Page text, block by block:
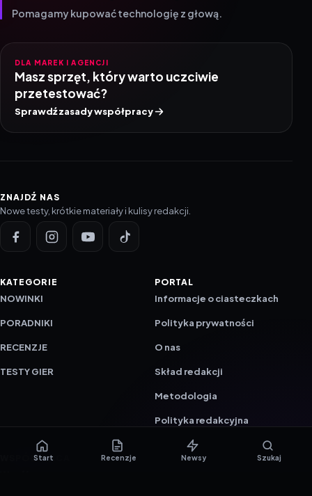
Pomagamy kupować technologię z głową.
DLA MAREK I AGENCJI
Masz sprzęt, który warto uczciwie
przetestować?
Sprawdź zasady współpracy
ZNAJDŹ NAS
Nowe testy, krótkie materiały i kulisy redakcji.
KATEGORIE
NOWINKI
PORADNIKI
RECENZJE
TESTY GIER
PORTAL
Informacje o ciasteczkach
Polityka prywatności
O nas
Skład redakcji
Metodologia
Polityka redakcyjna
WSPÓŁPRACA
Start Recenzje Newsy Szukaj